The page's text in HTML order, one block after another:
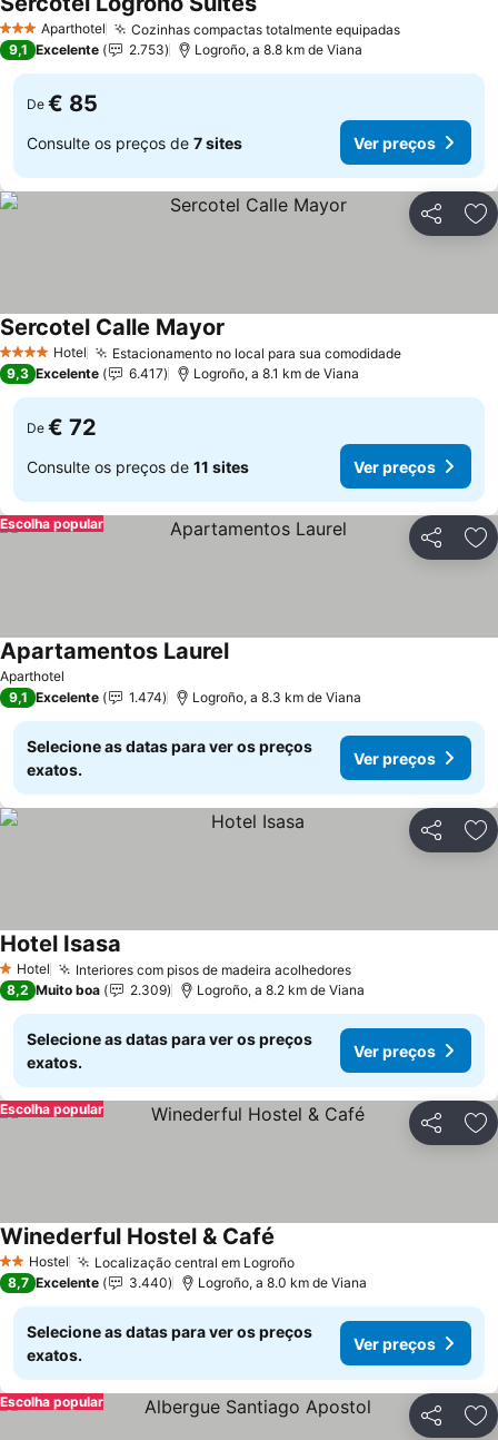
3 EstrelasAparthotel Cozinhas compactas totalmente equipadasVer preços
Ver preços
9,1 Excelente 2.753 Logroño, a 8.8 km de Viana
De € 85
Consulte os preços de 7 sites Ver preços
Partilhar
4 EstrelasHotel Estacionamento no local para sua comodidadeVer preços
Sercotel Calle Mayor
9,3 Excelente 6.417 Logroño, a 8.1 km de Viana
De € 72
Consulte os preços de 11 sites Ver preços
Partilhar
Escolha popular
Aparthotel
Apartamentos LaurelVer preços
9,1 Excelente 1.474 Logroño, a 8.3 km de Viana
Selecione as datas para ver os preços
exatos.
Ver preços
Partilhar
1 Estrelas
Hotel Interiores com pisos de madeira acolhedoresVer preços
Hotel Isasa
8,2 Muito boa 2.309 Logroño, a 8.2 km de Viana
Selecione as datas para ver os preços
exatos.
Ver preços
Partilhar
Escolha popular
2 Estrelas
Hostel Localização central em LogroñoVer preços
Winederful Hostel & Café
8,7 Excelente 3.440 Logroño, a 8.0 km de Viana
Selecione as datas para ver os preços
exatos.
Ver preços
Partilhar
Escolha popular